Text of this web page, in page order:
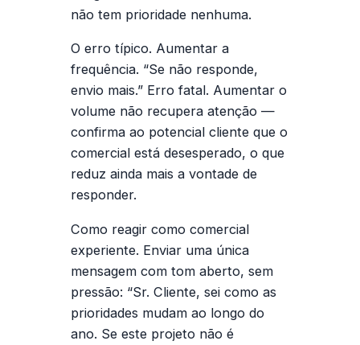
não tem prioridade nenhuma.
O erro típico. Aumentar a
frequência. “Se não responde,
envio mais.” Erro fatal. Aumentar o
volume não recupera atenção —
confirma ao potencial cliente que o
comercial está desesperado, o que
reduz ainda mais a vontade de
responder.
Como reagir como comercial
experiente. Enviar uma única
mensagem com tom aberto, sem
pressão: “Sr. Cliente, sei como as
prioridades mudam ao longo do
ano. Se este projeto não é